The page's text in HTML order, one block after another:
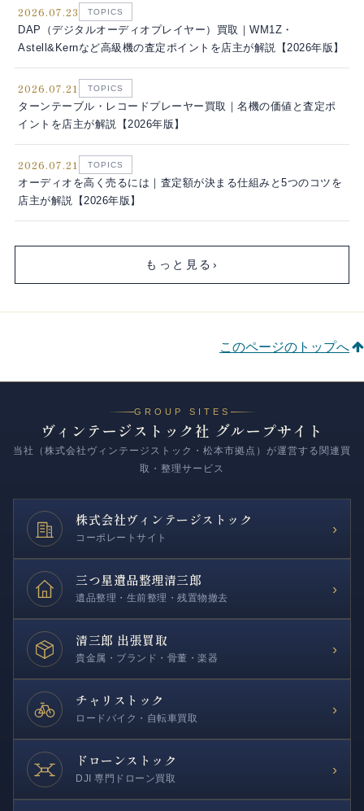
2026.07.23 TOPICS
DAP（デジタルオーディオプレイヤー）買取｜WM1Z・
Astell&Kernなど高級機の査定ポイントを店主が解説【2026年版】
2026.07.21 TOPICS
ターンテーブル・レコードプレーヤー買取｜名機の価値と査定ポ
イントを店主が解説【2026年版】
2026.07.21 TOPICS
オーディオを高く売るには｜査定額が決まる仕組みと5つのコツを
店主が解説【2026年版】
もっと見る ›
このページのトップへ
GROUP SITES
ヴィンテージストック社 グループサイト
当社（株式会社ヴィンテージストック・松本市拠点）が運営する関連買
取・整理サービス
株式会社ヴィンテージストック
コーポレートサイト
›
三つ星遺品整理清三郎
遺品整理・生前整理・残置物撤去
›
清三郎 出張買取
貴金属・ブランド・骨董・楽器
›
チャリストック
ロードバイク・自転車買取
›
ドローンストック
DJI 専門ドローン買取
›